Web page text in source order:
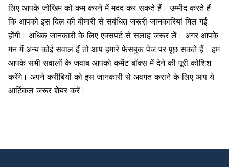
लिए आपके जोखिम को कम करने में मदद कर सकते हैं। उम्मीद करते हैं
कि आपको इस दिल की बीमारी से संबंधित जरूरी जानकारियां मिल गई
होंगी। अधिक जानकारी के लिए एक्सपर्ट से सलाह जरूर लें। अगर आपके
मन में अन्य कोई सवाल हैं तो आप हमारे फेसबुक पेज पर पूछ सकते हैं। हम
आपके सभी सवालों के जवाब आपको कमेंट बॉक्स में देने की पूरी कोशिश
करेंगे। अपने करीबियों को इस जानकारी से अवगत कराने के लिए आप ये
आर्टिकल जरूर शेयर करें।